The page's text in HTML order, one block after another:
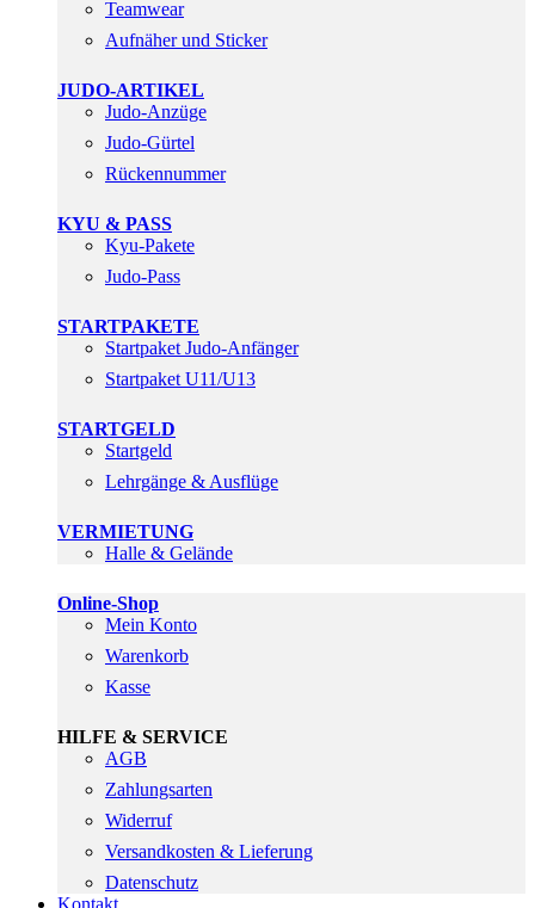
Teamwear
Aufnäher und Sticker
JUDO-ARTIKEL
Judo-Anzüge
Judo-Gürtel
Rückennummer
KYU & PASS
Kyu-Pakete
Judo-Pass
STARTPAKETE
Startpaket Judo-Anfänger
Startpaket U11/U13
STARTGELD
Startgeld
Lehrgänge & Ausflüge
VERMIETUNG
Halle & Gelände
Online-Shop
Mein Konto
Warenkorb
Kasse
HILFE & SERVICE
AGB
Zahlungsarten
Widerruf
Versandkosten & Lieferung
Datenschutz